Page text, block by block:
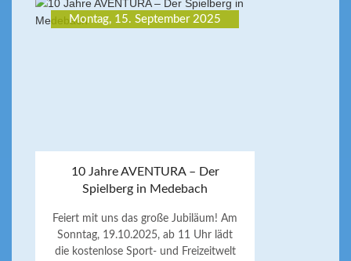
10 Jahre AVENTURA – Der
Spielberg in Medebach
Feiert mit uns das große Jubiläum! Am
Sonntag, 19.10.2025, ab 11 Uhr lädt
die kostenlose Sport- und Freizeitwelt
Montag, 15. September 2025